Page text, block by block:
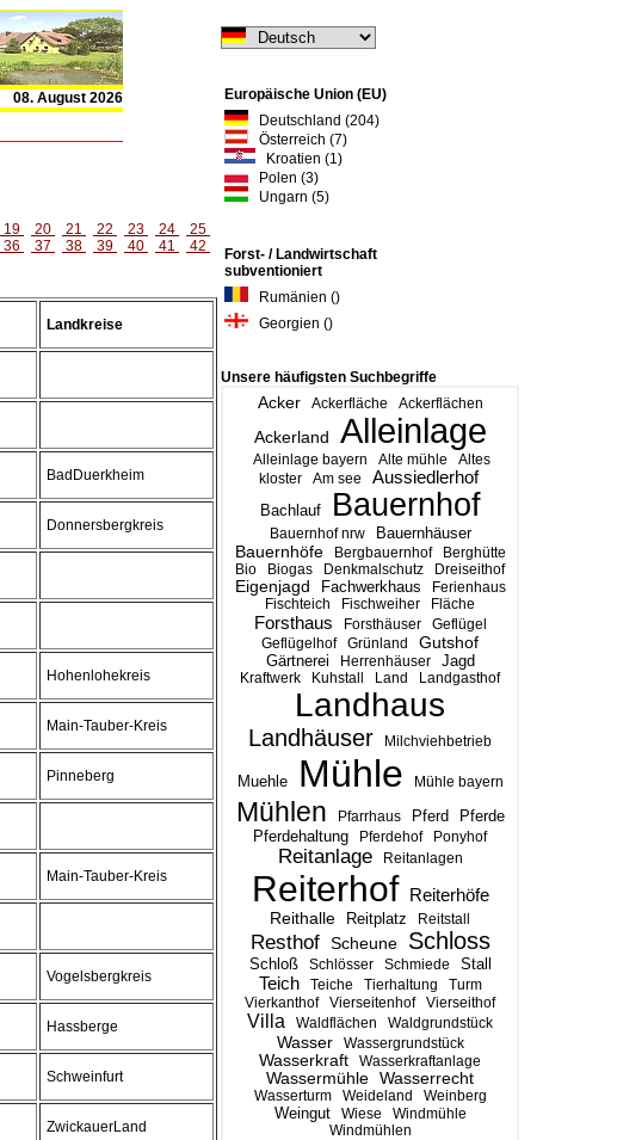
08. August 2026
Europäische Union (EU)
Deutschland (204)
Österreich (7)
Kroatien (1)
Polen (3)
Ungarn (5)
Forst- / Landwirtschaft
subventioniert
Rumänien ()
Georgien ()
Unsere häufigsten Suchbegriffe
Acker Ackerfläche Ackerflächen
Ackerland Alleinlage
Alleinlage bayern Alte mühle
Altes
kloster
Am see Aussiedlerhof
Bachlauf Bauernhof
Bauernhof nrw Bauernhäuser
Bauernhöfe Bergbauernhof
Berghütte
Bio
Biogas Denkmalschutz Dreiseithof
Eigenjagd Fachwerkhaus
Ferienhaus
Fischteich
Fischweiher Fläche
Forsthaus Forsthäuser
Geflügel
Geflügelhof
Grünland
Gutshof
Gärtnerei
Herrenhäuser Jagd
Kraftwerk Kuhstall Land Landgasthof
Landhaus
Landhäuser Milchviehbetrieb
Muehle Mühle Mühle bayern
Mühlen Pfarrhaus Pferd Pferde
Pferdehaltung Pferdehof Ponyhof
Reitanlage Reitanlagen
Reiterhof Reiterhöfe
Reithalle Reitplatz Reitstall
Resthof Scheune Schloss
Schloß Schlösser Schmiede Stall
Teich Teiche Tierhaltung
Turm
Vierkanthof
Vierseitenhof Vierseithof
Villa Waldflächen Waldgrundstück
Wasser Wassergrundstück
Wasserkraft Wasserkraftanlage
Wassermühle Wasserrecht
Wasserturm Weideland Weinberg
Weingut Wiese
Windmühle
Windmühlen
19 20 21 22 23 24
25
36 37 38 39 40 41 42
Landkreise
BadDuerkheim
Donnersbergkreis
Hohenlohekreis
Main-Tauber-Kreis
Pinneberg
Main-Tauber-Kreis
Vogelsbergkreis
Hassberge
Schweinfurt
ZwickauerLand